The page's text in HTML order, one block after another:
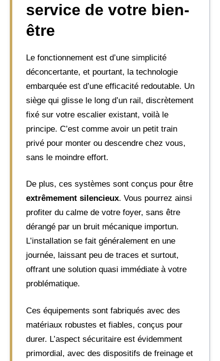
service de votre bien-
être
Le fonctionnement est d’une simplicité
déconcertante, et pourtant, la technologie
embarquée est d’une efficacité redoutable. Un
siège qui glisse le long d’un rail, discrètement
fixé sur votre escalier existant, voilà le
principe. C’est comme avoir un petit train
privé pour monter ou descendre chez vous,
sans le moindre effort.
De plus, ces systèmes sont conçus pour être
extrêmement silencieux. Vous pourrez ainsi
profiter du calme de votre foyer, sans être
dérangé par un bruit mécanique importun.
L’installation se fait généralement en une
journée, laissant peu de traces et surtout,
offrant une solution quasi immédiate à votre
problématique.
Ces équipements sont fabriqués avec des
matériaux robustes et fiables, conçus pour
durer. L’aspect sécuritaire est évidemment
primordial, avec des dispositifs de freinage et